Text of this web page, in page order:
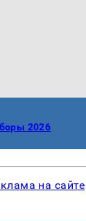
2026
на сайте